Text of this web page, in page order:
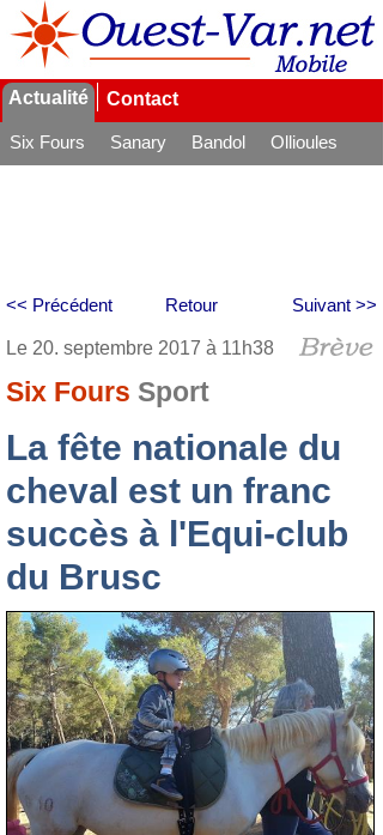
Actualité Contact
Six Fours Sanary Bandol
Ollioules
Retour
<< Précédent Suivant >>
Le 20. septembre 2017 à 11h38
Six Fours Sport
La fête nationale du
cheval est un franc
succès à l'Equi-club
du Brusc